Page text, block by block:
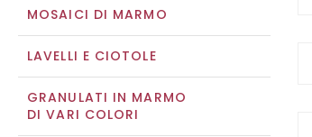
MOSAICI DI MARMO
LAVELLI E CIOTOLE
GRANULATI IN MARMO
DI VARI COLORI